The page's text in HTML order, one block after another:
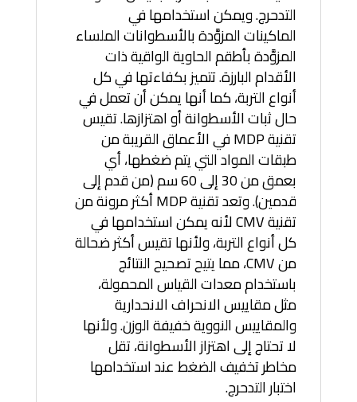
التدحرج. ويمكن استخدامها في
الماكينات المزوَّدة بالأسطوانات الملساء
المزوَّدة بأطقم الحاوية الواقية ذات
الأقدام البارزة. تتميز بكفاءتها في كل
أنواع التربة، كما أنها يمكن أن تعمل في
حال ثبات الأسطوانة أو اهتزازها. تقيس
تقنية MDP في الأعماق القريبة من
طبقات المواد التي يتم ضغطها، أي
بعمق من 30 إلى 60 سم (من قدم إلى
قدمين). وتعد تقنية MDP أكثر مرونة من
تقنية CMV لأنه يمكن استخدامها في
كل أنواع التربة، ولأنها تقيس أكثر ضحالة
من CMV، مما يتيح تصحيح النتائج
باستخدام معدات القياس المحمولة،
مثل مقاييس الانحراف الانحدارية
والمقاييس النووية خفيفة الوزن. ولأنها
لا تحتاج إلى اهتزاز الأسطوانة، تقل
مخاطر تخفيف الضغط عند استخدامها
اختبار التدحرج.